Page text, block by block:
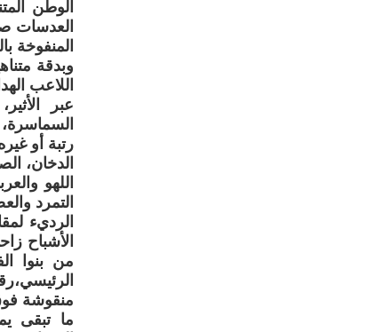
الوطن
العدسات
المنفوخة
وبدقة
اللاعب
عبر
رتبة أو
الدخان،
اللهو
التمرد
الرديء
الأشباح
من بنوا
منقوشة
ما تبقى